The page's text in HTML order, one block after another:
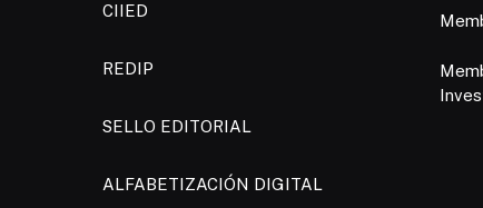
CIIED
REDIP
SELLO EDITORIAL
ALFABETIZACIÓN DIGITAL